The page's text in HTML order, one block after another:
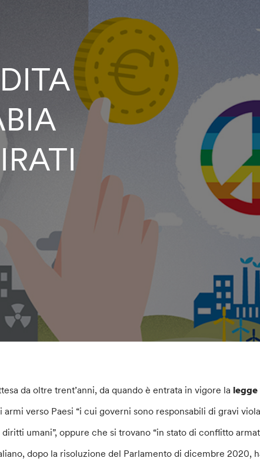
da oltre trent’anni, da quando è entrata in vigore la legge
armi verso Paesi “i cui governi sono responsabili di gravi
umani”, oppure che si trovano “in stato di conflitto
dopo la risoluzione del Parlamento di dicembre 2020,